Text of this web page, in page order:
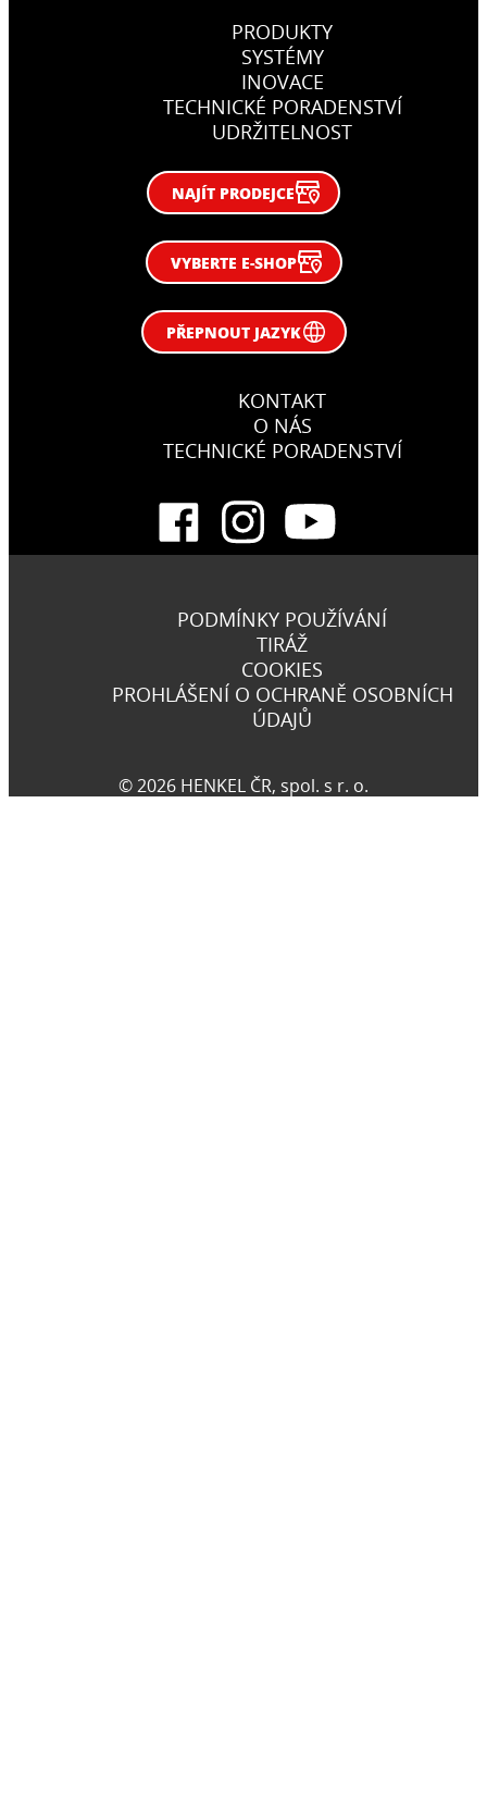
PRODUKTY
SYSTÉMY
INOVACE
TECHNICKÉ PORADENSTVÍ
UDRŽITELNOST
NAJÍT PRODEJCE
VYBERTE E-SHOP
PŘEPNOUT JAZYK
KONTAKT
O NÁS
TECHNICKÉ PORADENSTVÍ
PODMÍNKY POUŽÍVÁNÍ
TIRÁŽ
COOKIES
PROHLÁŠENÍ O OCHRANĚ OSOBNÍCH
ÚDAJŮ
© 2026 HENKEL ČR, spol. s r. o.